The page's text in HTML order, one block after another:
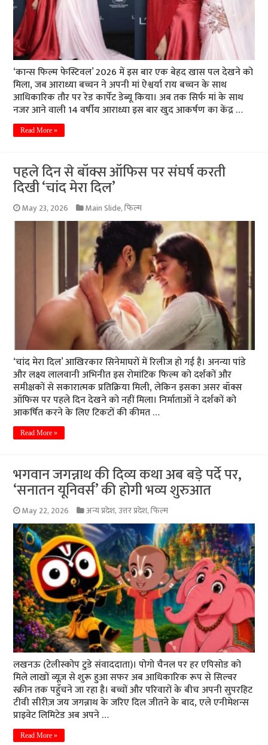
‘कान्स फिल्म फेस्टिवल’ 2026 में इस बार एक बेहद खास पल देखने को
मिला, जब आराध्या बच्चन ने अपनी मां ऐश्वर्या राय बच्चन के साथ
आधिकारिक तौर पर रेड कार्पेट डेब्यू किया। अब तक सिर्फ मां के साथ
नजर आने वाली 14 वर्षीय आराध्या इस बार खुद आकर्षण का केंद्र …
Read More »
पहले दिन से बॉक्स ऑफिस पर संघर्ष करती
दिखी ‘चांद मेरा दिल’
May 23, 2026 Main Slide,फिल्म
‘चांद मेरा दिल’ आखिरकार सिनेमाघरों में रिलीज हो गई है। अनन्या पांडे
और लक्ष्य लालवानी अभिनीत इस रोमांटिक फिल्म को दर्शकों और
समीक्षकों से सकारात्मक प्रतिक्रिया मिली, लेकिन इसका असर बॉक्स
ऑफिस पर पहले दिन देखने को नहीं मिला। निर्माताओं ने दर्शकों को
आकर्षित करने के लिए टिकटों की कीमत …
Read More »
भगवान जगन्नाथ की दिव्य कथा अब बड़े पर्दे पर,
‘सनातन यूनिवर्स’ की होगी भव्य शुरुआत
May 22, 2026 अन्य प्रदेश,उत्तर प्रदेश,फिल्म
लखनऊ (टेलीस्कोप टुडे संवाददाता)। पोगो चैनल पर हर एपिसोड को
मिले लाखों व्यूज़ से शुरू हुआ सफर अब आधिकारिक रूप से सिल्वर
स्क्रीन तक पहुँचने जा रहा है। बच्चों और परिवारों के बीच अपनी सुपरहिट
टीवी सीरीज़ जय जगन्नाथ के जरिए दिल जीतने के बाद, एले एनीमेशन्स
प्राइवेट लिमिटेड अब अपने …
Read More »